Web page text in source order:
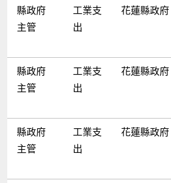
縣政府
主管
工業支
出
花蓮縣政府
縣政府
主管
工業支
出
花蓮縣政府
縣政府
主管
工業支
出
花蓮縣政府